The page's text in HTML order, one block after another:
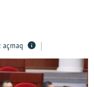
açmaq